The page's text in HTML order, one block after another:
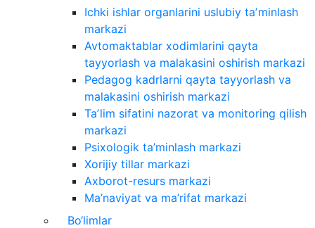
Ichki ishlar organlarini uslubiy taʼminlash
markazi
Avtomaktablar xodimlarini qayta
tayyorlash va malakasini oshirish markazi
Pedagog kadrlarni qayta tayyorlash va
malakasini oshirish markazi
Taʼlim sifatini nazorat va monitoring qilish
markazi
Psixologik ta’minlash markazi
Xorijiy tillar markazi
Axborot-resurs markazi
Ma’naviyat va ma’rifat markazi
Bo‘limlar